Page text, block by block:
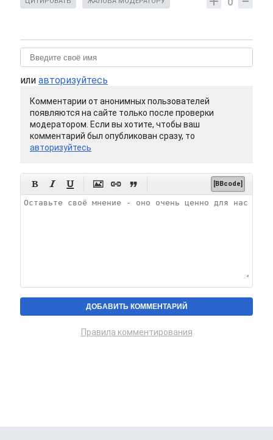
0
или авторизуйтесь
Комментарии от анонимных пользователей
появляются на сайте только после проверки
модератором. Если вы хотите, чтобы ваш
комментарий был опубликован сразу, то
авторизуйтесь
      [BBcode]
Правила комментирования